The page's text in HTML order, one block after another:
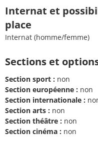
Internat et
place
Internat (homme/femme)
Sections et
Section sport : non
Section européenne : non
Section internationale :
Section arts : non
Section théâtre : non
Section cinéma : non